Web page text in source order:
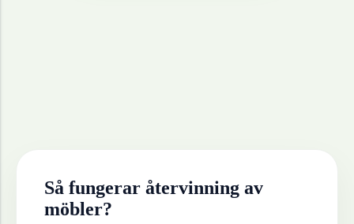
Så fungerar återvinning av
möbler?